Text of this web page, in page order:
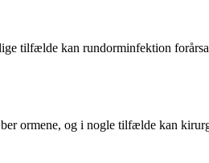
tilfælde kan rundorminfektion
ormene, og i nogle tilfælde kan